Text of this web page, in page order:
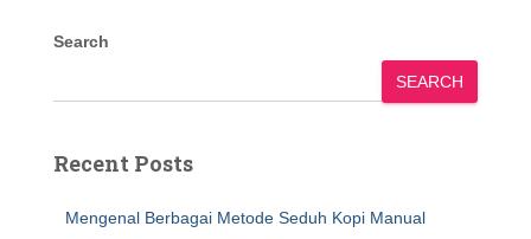
Search
SEARCH
Recent Posts
Mengenal Berbagai Metode Seduh Kopi Manual